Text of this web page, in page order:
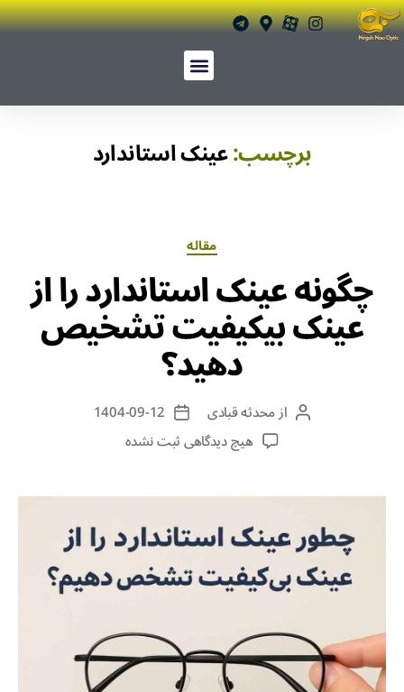
برچسب:عینک استاندارد
مقاله
چگونه عینک استاندارد را از
عینک بیکیفیت تشخیص
دهید؟
ازمحدثه قبادی
1404-09-12
هیچ دیدگاهیثبت نشده